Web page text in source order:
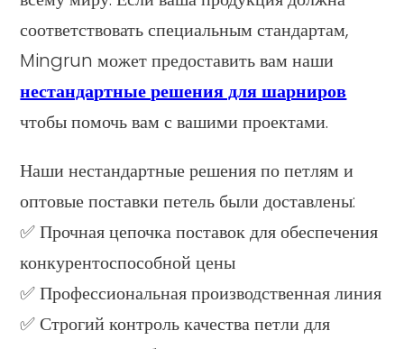
соответствовать специальным стандартам,
Mingrun может предоставить вам наши
нестандартные решения для шарниров
чтобы помочь вам с вашими проектами.
Наши нестандартные решения по петлям и
оптовые поставки петель были доставлены:
✅ Прочная цепочка поставок для обеспечения
конкурентоспособной цены
✅ Профессиональная производственная линия
✅ Строгий контроль качества петли для